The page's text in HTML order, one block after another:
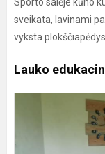
sveikata, lavinami
vyksta
Lauko